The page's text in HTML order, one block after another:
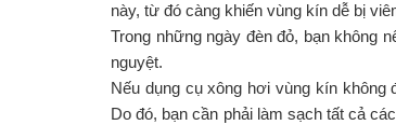
này, từ đó càng khiến vùng kín dễ bị
Trong những ngày đèn đỏ, bạn không
nguyệt.
Nếu dụng cụ xông hơi vùng kín
Do đó, bạn cần phải làm sạch tất cả